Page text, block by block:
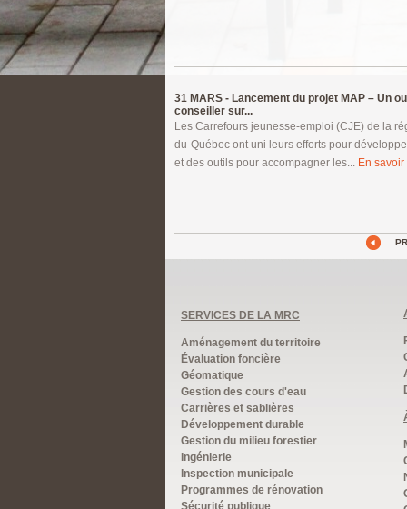
31 MARS - Lancement du projet MAP – Un
conseiller sur...
Les Carrefours jeunesse-emploi (CJE) de la
du-Québec ont uni leurs efforts pour
et des outils pour accompagner les... En savoir
SERVICES DE LA MRC
Aménagement du territoire
Évaluation foncière
Géomatique
Gestion des cours d'eau
Carrières et sablières
Développement durable
Gestion du milieu forestier
Ingénierie
Inspection municipale
Programmes de rénovation
Sécurité publique